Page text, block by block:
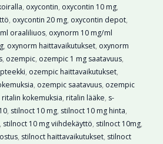
, oxycontin, oxycontin 10 mg,
, oxycontin 20 mg, oxycontin depot,
oraaliliuos, oxynorm 10 mg/ml
, oxynorm haittavaikutukset, oxynorm
, ozempic, ozempic 1 mg saatavuus,
, ozempic haittavaikutukset,
, ozempic saatavuus, ozempic
ritalin kokemuksia, ritalin lääke, s-
, stilnoct 10 mg, stilnoct 10 mg hinta,
, stilnoct 10 mg viihdekäyttö, stilnoct 10mg,
, stilnoct haittavaikutukset, stilnoct